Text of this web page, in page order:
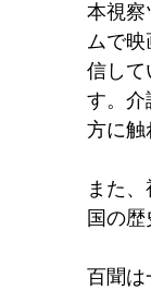
本視察
ムで
信して
す。介
方に触
また
国の
百聞は